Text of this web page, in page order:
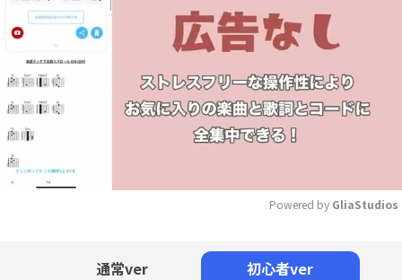
Powered by GliaStudios
通常ver 初心者ver